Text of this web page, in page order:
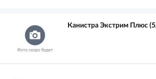
Канистра Экстрим Плюс